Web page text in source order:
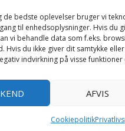
de bedste oplevelser bruger vi
til enhedsoplysninger. Hvis du
vi behandle data som f.eks.
Hvis du ikke giver dit samtykke
indvirkning på visse funktioner
AFVIS
Cookiepolitik
Svejser